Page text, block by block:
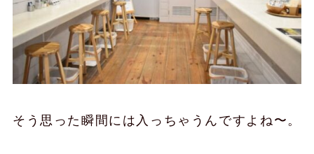
そう思った瞬間には入っちゃうんですよね〜。